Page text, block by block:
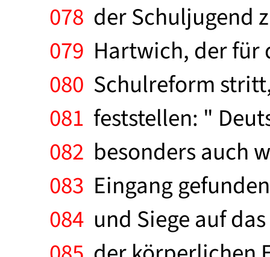
078 der Schuljugend
079 Hartwich, der
080 Schulreform
081 feststellen: "
082 besonders auch
083 Eingang
084 und Siege auf